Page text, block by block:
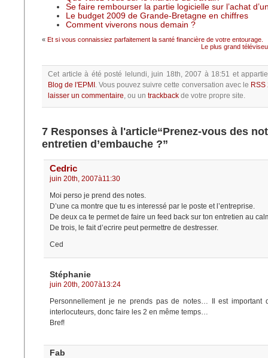
Se faire rembourser la partie logicielle sur l’achat
Le budget 2009 de Grande-Bretagne en chiffres
Comment viverons nous demain ?
« Et si vous connaissiez parfaitement la santé financière de votre entourage.
Le plus grand
Cet article à été posté lelundi, juin 18th, 2007 à 18:51 et
Blog de l'EPMI .Vous pouvez suivre cette conversation avec le RSS
laisser un commentaire, ou un trackback de votre propre site.
7 Responses à l'article“Prenez-vous des
entretien d’embauche ?”
Cedric
juin 20th, 2007à11:30
Moi perso je prend des notes.
D’une ca montre que tu es interessé par le poste et l’entreprise.
De deux ca te permet de faire un feed back sur ton entretien au
De trois, le fait d’ecrire peut permettre de destresser.
Ced
Stéphanie
juin 20th, 2007à13:24
Personnellement je ne prends pas de notes… Il est important
interlocuteurs, donc faire les 2 en même temps…
Bref!
Fab